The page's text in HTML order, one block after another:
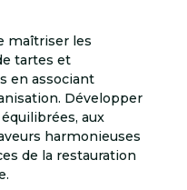
maîtriser les
tartes et
en associant
Développer
aux
harmonieuses
de la restauration